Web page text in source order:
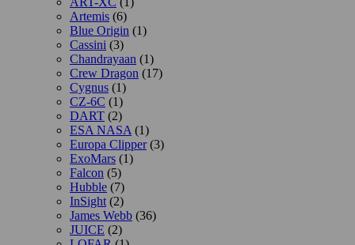
Artemis (6)
Blue Origin (1)
Cassini (3)
Chandrayaan (1)
Crew Dragon (17)
Cygnus (1)
CZ-6C (1)
DART (2)
ESA NASA (1)
Europa Clipper(3)
ExoMars (1)
Falcon (5)
Hubble (7)
InSight (2)
James Webb (36)
JUICE (2)